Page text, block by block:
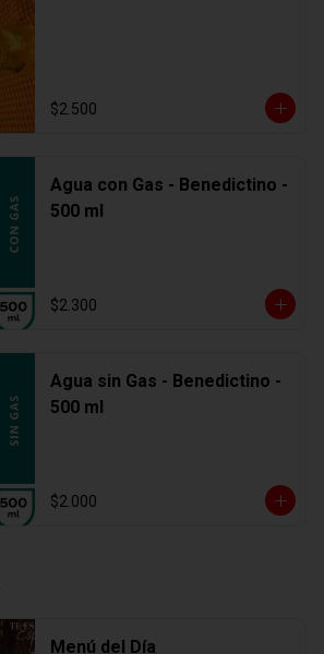
$2.500
Agua con Gas - Benedictino -
500 ml
$2.300
Agua sin Gas - Benedictino -
500 ml
$2.000
Menú del Día